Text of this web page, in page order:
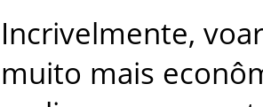
Incrivelmente, voar
muito mais